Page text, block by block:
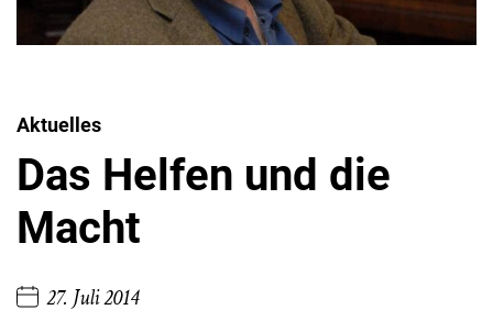
Aktuelles
Das Helfen und die
Macht
27. Juli 2014